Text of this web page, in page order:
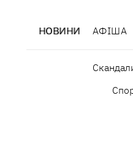
НОВИНИ АФІША